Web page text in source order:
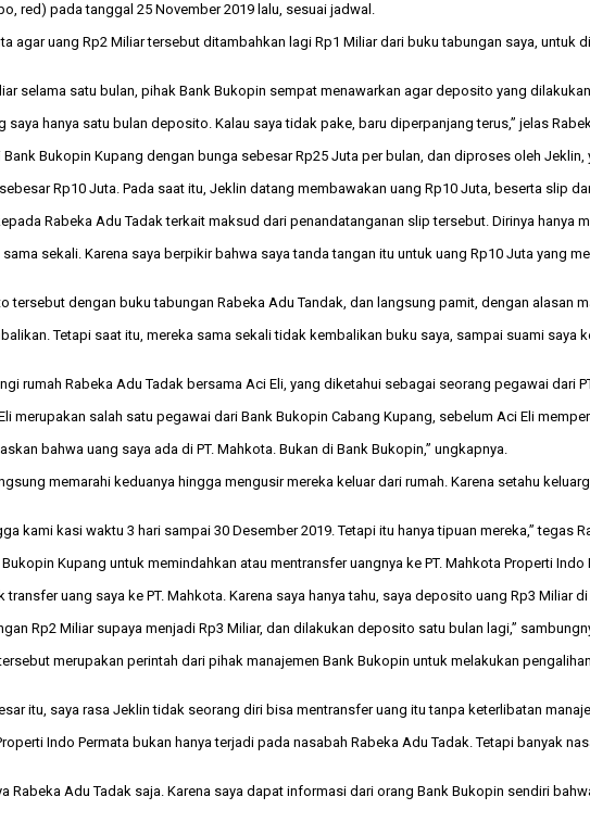
red) pada tanggal 25 November 2019 lalu, sesuai jadwal.
agar uang Rp2 Miliar tersebut ditambahkan lagi Rp1 Miliar dari buku tabungan saya, untuk
selama satu bulan, pihak Bank Bukopin sempat menawarkan agar deposito yang
hanya satu bulan deposito. Kalau saya tidak pake, baru diperpanjang terus,” jelas
Bukopin Kupang dengan bunga sebesar Rp25 Juta per bulan, dan diproses oleh
Rp10 Juta. Pada saat itu, Jeklin datang membawakan uang Rp10 Juta, beserta slip
Rabeka Adu Tadak terkait maksud dari penandatanganan slip tersebut. Dirinya hanya
sekali. Karena saya berpikir bahwa saya tanda tangan itu untuk uang Rp10 Juta yang
dengan buku tabungan Rabeka Adu Tandak, dan langsung pamit, dengan alasan
Tetapi saat itu, mereka sama sekali tidak kembalikan buku saya, sampai suami saya
rumah Rabeka Adu Tadak bersama Aci Eli, yang diketahui sebagai seorang pegawai dari
merupakan salah satu pegawai dari Bank Bukopin Cabang Kupang, sebelum Aci Eli
bahwa uang saya ada di PT. Mahkota. Bukan di Bank Bukopin,” ungkapnya.
memarahi keduanya hingga mengusir mereka keluar dari rumah. Karena setahu
kami kasi waktu 3 hari sampai 30 Desember 2019. Tetapi itu hanya tipuan mereka,” tegas
Kupang untuk memindahkan atau mentransfer uangnya ke PT. Mahkota Properti Indo
uang saya ke PT. Mahkota. Karena saya hanya tahu, saya deposito uang Rp3 Miliar
Rp2 Miliar supaya menjadi Rp3 Miliar, dan dilakukan deposito satu bulan lagi,”
merupakan perintah dari pihak manajemen Bank Bukopin untuk melakukan
itu, saya rasa Jeklin tidak seorang diri bisa mentransfer uang itu tanpa keterlibatan
Indo Permata bukan hanya terjadi pada nasabah Rabeka Adu Tadak. Tetapi banyak
Rabeka Adu Tadak saja. Karena saya dapat informasi dari orang Bank Bukopin sendiri